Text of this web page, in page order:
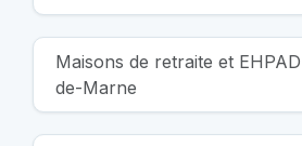
Maisons de retraite et
de-Marne